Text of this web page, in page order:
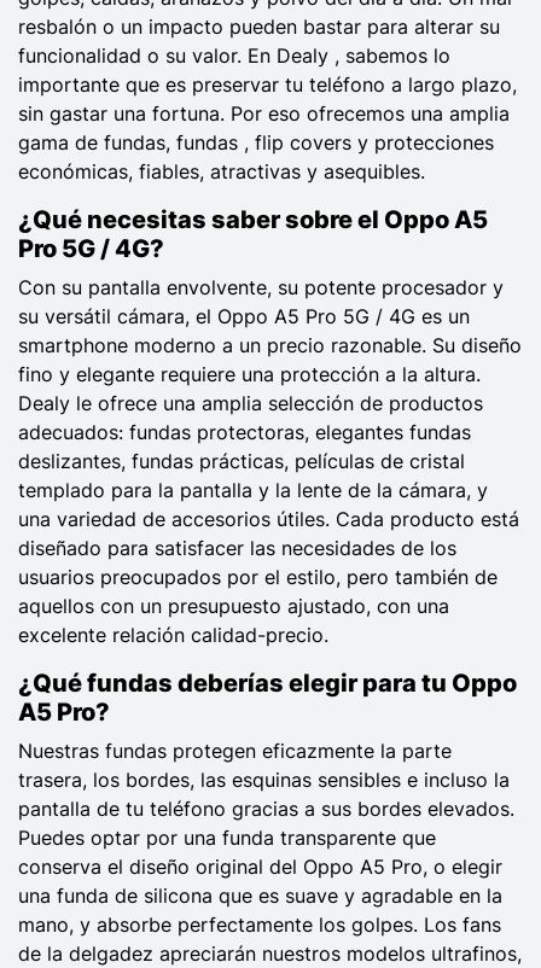
resbalón o un impacto pueden bastar para alterar su
funcionalidad o su valor. En Dealy , sabemos lo
importante que es preservar tu teléfono a largo plazo,
sin gastar una fortuna. Por eso ofrecemos una amplia
gama de fundas, fundas , flip covers y protecciones
económicas, fiables, atractivas y asequibles.
¿Qué necesitas saber sobre el Oppo A5
Pro 5G / 4G?
Con su pantalla envolvente, su potente procesador y
su versátil cámara, el Oppo A5 Pro 5G / 4G es un
smartphone moderno a un precio razonable. Su diseño
fino y elegante requiere una protección a la altura.
Dealy le ofrece una amplia selección de productos
adecuados: fundas protectoras, elegantes fundas
deslizantes, fundas prácticas, películas de cristal
templado para la pantalla y la lente de la cámara, y
una variedad de accesorios útiles. Cada producto está
diseñado para satisfacer las necesidades de los
usuarios preocupados por el estilo, pero también de
aquellos con un presupuesto ajustado, con una
excelente relación calidad-precio.
¿Qué fundas deberías elegir para tu Oppo
A5 Pro?
Nuestras fundas protegen eficazmente la parte
trasera, los bordes, las esquinas sensibles e incluso la
pantalla de tu teléfono gracias a sus bordes elevados.
Puedes optar por una funda transparente que
conserva el diseño original del Oppo A5 Pro, o elegir
una funda de silicona que es suave y agradable en la
mano, y absorbe perfectamente los golpes. Los fans
de la delgadez apreciarán nuestros modelos ultrafinos,